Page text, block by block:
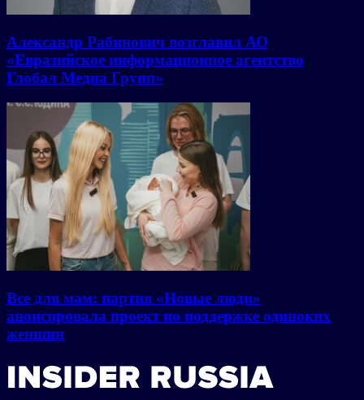
Александр Рабинович возглавил АО
«Евразийское информационное агентство
Глобал Медиа Групп»
Все для мам: партия «Новые люди»
анонсировала проект по поддержке одиноких
женщин